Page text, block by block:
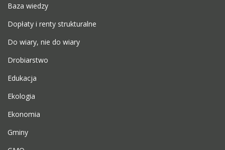
Baza wiedzy
Dopłaty i renty strukturalne
Do wiary, nie do wiary
Drobiarstwo
Edukacja
Ekologia
Ekonomia
Gminy